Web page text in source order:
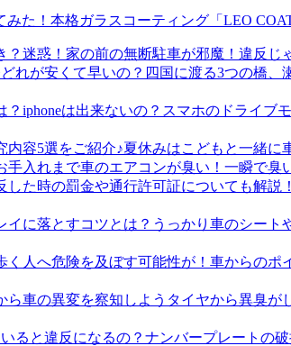
本格ガラスコーティング「LEO
迷惑！家の前の無断駐車が邪魔！違反じ
四国に渡る3つの橋、
スマホのドライブ
夏休みはこどもと一緒に
車のエアコンが臭い！一瞬で臭
うっかり車のシート
車からのポ
タイヤから異臭が
ナンバープレートの